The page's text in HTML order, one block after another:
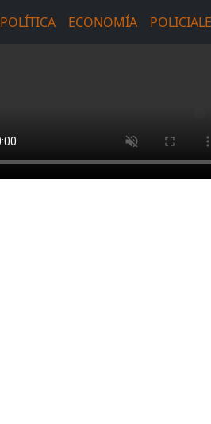
POLÍTICA ECONOMÍA